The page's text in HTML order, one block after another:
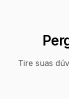
Tire suas